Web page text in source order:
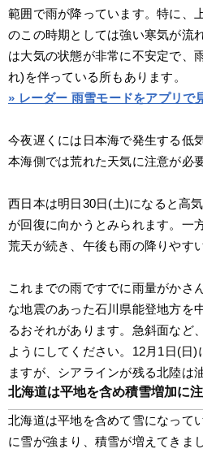
範囲で雨が降っています。特に、
のこの時期としては強い寒気が流
は大気の状態が非常に不安定で、
れ)を伴っている所もあります。
» レーダー 雨雪モードをアプリで
今夜遅くには日本海で発生する低
本海側では荒れた天気に注意が必
西日本は明日30日(土)になると高
が回復に向かうとみられます。一
荒天が続き、午後も雨の降りやす
これまでの雨ですでに雨量がかさ
な地震のあった石川県能登地方を
るおそれがあります。急斜面など
ようにしてください。12月1日(日)
ますが、シアラインが残る北陸は
北海道は平地を含め積雪増加に
北海道は平地を含めて雪になって
に雪が強まり、積雪が増えてきま